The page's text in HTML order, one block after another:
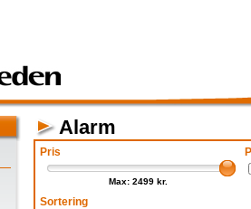
Alarm
Pris
Max: 2499 kr.
Sortering